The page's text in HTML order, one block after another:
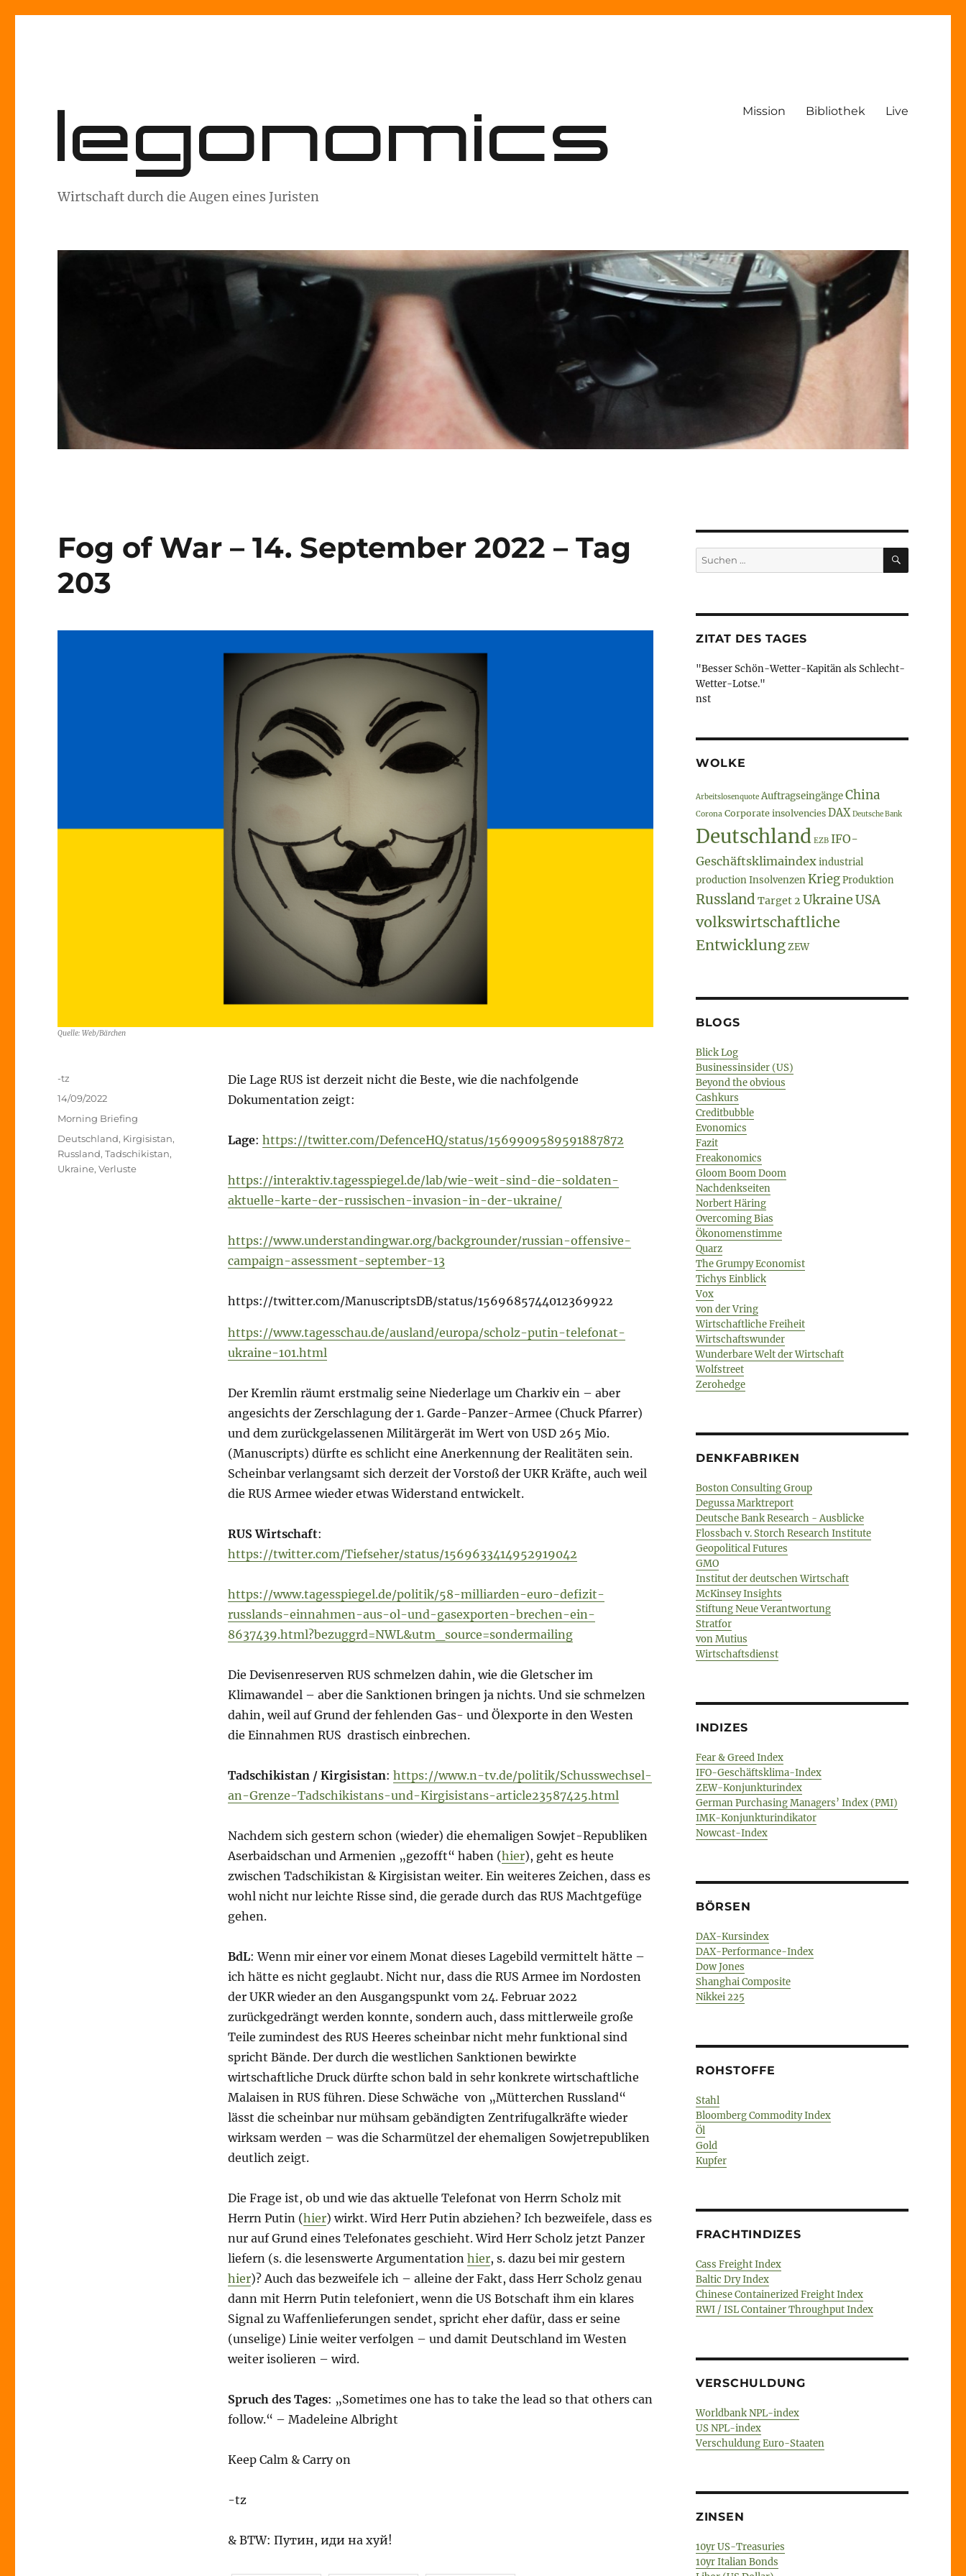
legonomics
Wirtschaft durch die Augen eines Juristen
Mission Bibliothek Live
Fog of War – 14. September 2022 – Tag
203
Quelle: Web/Bärchen
Die Lage RUS ist derzeit nicht die Beste, wie die nachfolgende
Dokumentation zeigt:
Lage: https://twitter.com/DefenceHQ/status/1569909589591887872
https://interaktiv.tagesspiegel.de/lab/wie-weit-sind-die-soldaten-
aktuelle-karte-der-russischen-invasion-in-der-ukraine/
https://www.understandingwar.org/backgrounder/russian-offensive-
campaign-assessment-september-13
https://twitter.com/ManuscriptsDB/status/1569685744012369922
https://www.tagesschau.de/ausland/europa/scholz-putin-telefonat-
ukraine-101.html
Der Kremlin räumt erstmalig seine Niederlage um Charkiv ein – aber
angesichts der Zerschlagung der 1. Garde-Panzer-Armee (Chuck Pfarrer)
und dem zurückgelassenen Militärgerät im Wert von USD 265 Mio.
(Manuscripts) dürfte es schlicht eine Anerkennung der Realitäten sein.
Scheinbar verlangsamt sich derzeit der Vorstoß der UKR Kräfte, auch weil
die RUS Armee wieder etwas Widerstand entwickelt.
RUS Wirtschaft:
https://twitter.com/Tiefseher/status/1569633414952919042
https://www.tagesspiegel.de/politik/58-milliarden-euro-defizit-
russlands-einnahmen-aus-ol-und-gasexporten-brechen-ein-
8637439.html?bezuggrd=NWL&utm_source=sondermailing
Die Devisenreserven RUS schmelzen dahin, wie die Gletscher im
Klimawandel – aber die Sanktionen bringen ja nichts. Und sie schmelzen
dahin, weil auf Grund der fehlenden Gas- und Ölexporte in den Westen
die Einnahmen RUS drastisch einbrechen.
Tadschikistan / Kirgisistan: https://www.n-tv.de/politik/Schusswechsel-
an-Grenze-Tadschikistans-und-Kirgisistans-article23587425.html
Nachdem sich gestern schon (wieder) die ehemaligen Sowjet-Republiken
Aserbaidschan und Armenien „gezofft“ haben (hier), geht es heute
zwischen Tadschikistan & Kirgisistan weiter. Ein weiteres Zeichen, dass es
wohl nicht nur leichte Risse sind, die gerade durch das RUS Machtgefüge
gehen.
BdL: Wenn mir einer vor einem Monat dieses Lagebild vermittelt hätte –
ich hätte es nicht geglaubt. Nicht nur, dass die RUS Armee im Nordosten
der UKR wieder an den Ausgangspunkt vom 24. Februar 2022
zurückgedrängt werden konnte, sondern auch, dass mittlerweile große
Teile zumindest des RUS Heeres scheinbar nicht mehr funktional sind
spricht Bände. Der durch die westlichen Sanktionen bewirkte
wirtschaftliche Druck dürfte schon bald in sehr konkrete wirtschaftliche
Malaisen in RUS führen. Diese Schwäche von „Mütterchen Russland“
lässt die scheinbar nur mühsam gebändigten Zentrifugalkräfte wieder
wirksam werden – was die Scharmützel der ehemaligen Sowjetrepubliken
deutlich zeigt.
Die Frage ist, ob und wie das aktuelle Telefonat von Herrn Scholz mit
Herrn Putin (hier) wirkt. Wird Herr Putin abziehen? Ich bezweifele, dass es
nur auf Grund eines Telefonates geschieht. Wird Herr Scholz jetzt Panzer
liefern (s. die lesenswerte Argumentation hier, s. dazu bei mir gestern
hier)? Auch das bezweifele ich – alleine der Fakt, dass Herr Scholz genau
dann mit Herrn Putin telefoniert, wenn die US Botschaft ihm ein klares
Signal zu Waffenlieferungen sendet, spricht eher dafür, dass er seine
(unselige) Linie weiter verfolgen – und damit Deutschland im Westen
weiter isolieren – wird.
Spruch des Tages: „Sometimes one has to take the lead so that others can
follow.“ – Madeleine Albright
Keep Calm & Carry on
-tz
& BTW: Путин, иди на хуй!
Autor
-tz
Veröffentlicht
am
14/09/2022
Kategorien
Morning Briefing
Schlagwörter
Deutschland, Kirgisistan,
Russland,Tadschikistan,
Ukraine,Verluste
Suche
nach:
SUCHEN
ZITAT DES TAGES
"Besser Schön-Wetter-Kapitän als Schlecht-
Wetter-Lotse."
nst
WOLKE
Arbeitslosenquote AuftragseingängeChina
Corona Corporate insolvencies DAX Deutsche Bank
Deutschland EZB IFO-
Geschäftsklimaindexindustrial
productionInsolvenzenKriegProduktion
Russland Target 2 UkraineUSA
volkswirtschaftliche
EntwicklungZEW
BLOGS
Blick Log
Businessinsider (US)
Beyond the obvious
Cashkurs
Creditbubble
Evonomics
Fazit
Freakonomics
Gloom Boom Doom
Nachdenkseiten
Norbert Häring
Overcoming Bias
Ökonomenstimme
Quarz
The Grumpy Economist
Tichys Einblick
Vox
von der Vring
Wirtschaftliche Freiheit
Wirtschaftswunder
Wunderbare Welt der Wirtschaft
Wolfstreet
Zerohedge
DENKFABRIKEN
Boston Consulting Group
Degussa Marktreport
Deutsche Bank Research - Ausblicke
Flossbach v. Storch Research Institute
Geopolitical Futures
GMO
Institut der deutschen Wirtschaft
McKinsey Insights
Stiftung Neue Verantwortung
Stratfor
von Mutius
Wirtschaftsdienst
INDIZES
Fear & Greed Index
IFO-Geschäftsklima-Index
ZEW-Konjunkturindex
German Purchasing Managers’ Index (PMI)
IMK-Konjunkturindikator
Nowcast-Index
BÖRSEN
DAX-Kursindex
DAX-Performance-Index
Dow Jones
Shanghai Composite
Nikkei 225
ROHSTOFFE
Stahl
Bloomberg Commodity Index
Öl
Gold
Kupfer
FRACHTINDIZES
Cass Freight Index
Baltic Dry Index
Chinese Containerized Freight Index
RWI / ISL Container Throughput Index
VERSCHULDUNG
Worldbank NPL-index
US NPL-index
Verschuldung Euro-Staaten
ZINSEN
10yr US-Treasuries
10yr Italian Bonds